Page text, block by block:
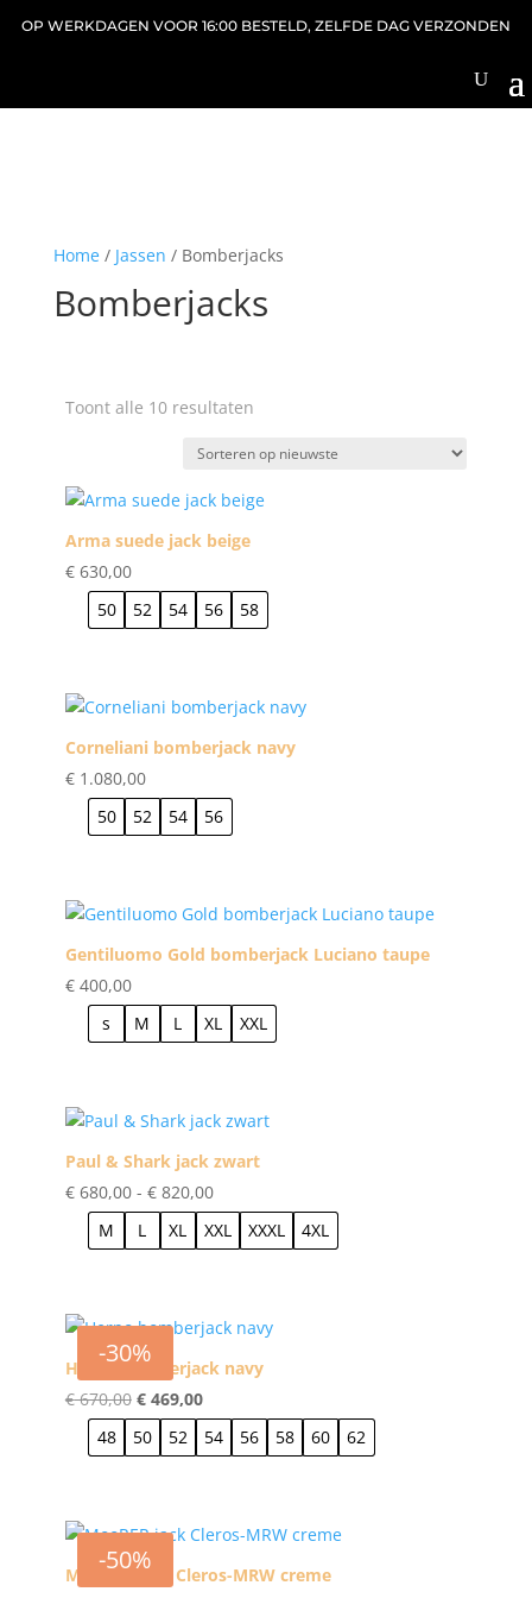
OP WERKDAGEN VOOR 16:00 BESTELD, ZELFDE DAG VERZONDEN
Home/ Jassen / Bomberjacks
Bomberjacks
Toont alle 10 resultatenGesorteerd
nieuwste
Arma suede jack beige
€630,00
50
52 54 56 58
Corneliani bomberjack navy
€1.080,00
50
52 54 56
Gentiluomo Gold bomberjack Luciano taupe
€400,00
s
M L XL XXL
Paul & Shark jack zwart
€680,00 - €820,00Prijsklasse:
€ 680,00
tot
M L XL XXL XXXL 4XL
-30%
Herno bomberjack navy
€670,00 Oorspronkelijke
prijs
was:
€469,00Huidige
prijs
is:
48 50 52 54 56 58 60 62
-50%
MooRER jack Cleros-MRW creme